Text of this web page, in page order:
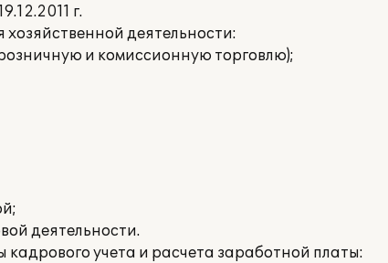
г.
деятельности:
и комиссионную торговлю);
деятельности.
учета и расчета заработной платы: